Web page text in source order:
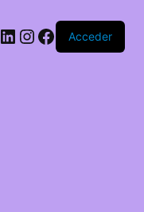
LinkedIn
Instagram
Facebook
Acceder